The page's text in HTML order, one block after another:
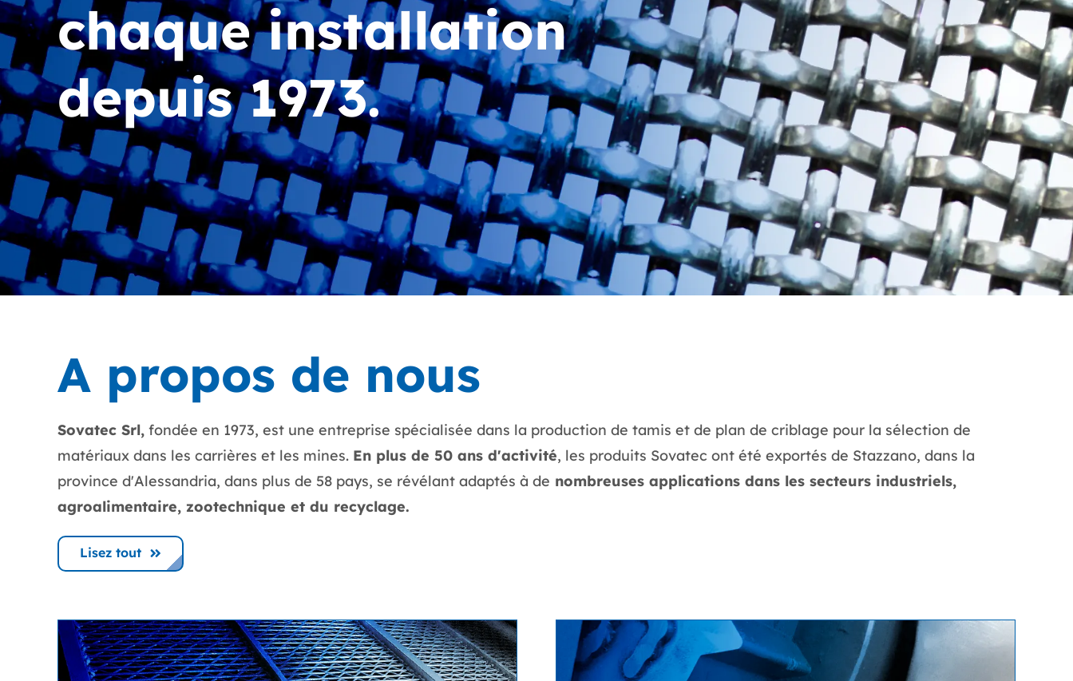
chaque installation
depuis 1973.
A propos de nous
Sovatec Srl,fondée en 1973, est une entreprise spécialisée dans la production de tamis et de plan de criblage pour la sélection de
matériaux dans les carrières et les mines. En plus de 50 ans d'activité, les produits Sovatec ont été exportés de Stazzano, dans la
province d'Alessandria, dans plus de 58 pays, se révélant adaptés à de nombreuses applications dans les secteurs industriels,
agroalimentaire, zootechnique et du recyclage.
Lisez tout